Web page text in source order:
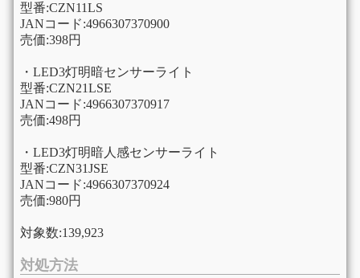
型番:CZN11LS
JANコード:4966307370900
売価:398円
・LED3灯明暗センサーライト
型番:CZN21LSE
JANコード:4966307370917
売価:498円
・LED3灯明暗人感センサーライト
型番:CZN31JSE
JANコード:4966307370924
売価:980円
対象数:139,923
対処方法